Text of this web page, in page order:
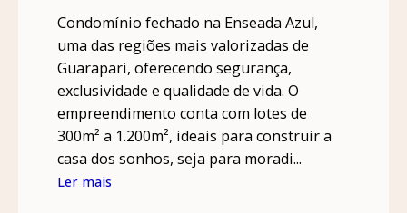
Condomínio fechado na Enseada Azul,
uma das regiões mais valorizadas de
Guarapari, oferecendo segurança,
exclusividade e qualidade de vida. O
empreendimento conta com lotes de
300m² a 1.200m², ideais para construir a
casa dos sonhos, seja para moradi...
Ler mais